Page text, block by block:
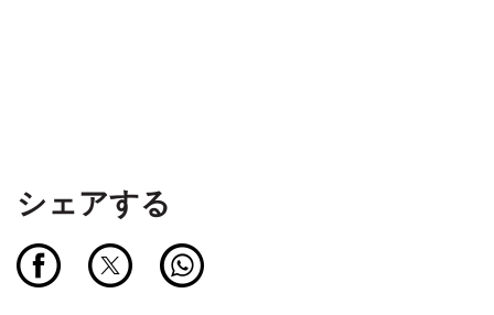
シェアする